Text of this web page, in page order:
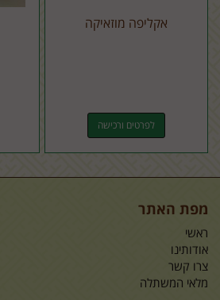
אקליפה מוזאיקה
לפרטים ורכישה
מפת האתר
ראשי
אודותינו
צרו קשר
מלאי המשתלה